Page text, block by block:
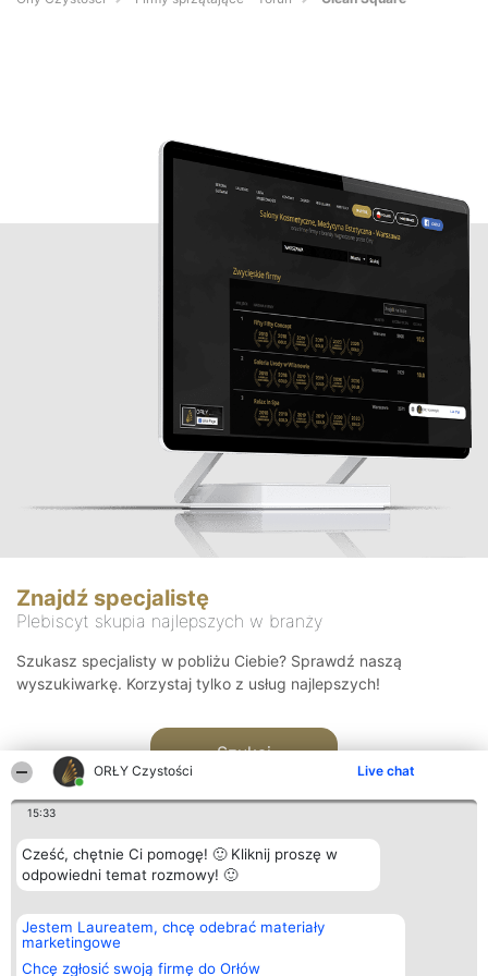
ORŁY Czystości Live chat
15:33
Cześć, chętnie Ci pomogę! 🙂 Kliknij proszę w
odpowiedni temat rozmowy! 🙂
Jestem Laureatem, chcę odebrać materiały
marketingowe
Chcę zgłosić swoją firmę do Orłów
Znajdź specjalistę
Plebiscyt skupia najlepszych w branży
Szukasz specjalisty w pobliżu Ciebie? Sprawdź naszą
wyszukiwarkę. Korzystaj tylko z usług najlepszych!
Szukaj
Organizator plebiscytu
Bright Side Solutions sp. z o.
o. sp. k.
ul. Ruska 22
Plebiscyt
Laureaci
wszystkich
Kontakt
Kontakt